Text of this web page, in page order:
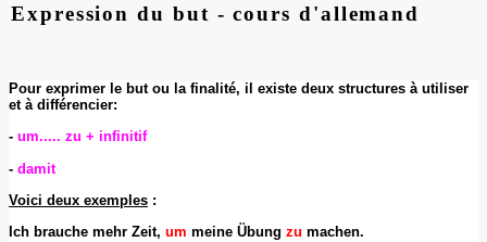
Expression du but - cours d'allemand
Pour exprimer le but ou la finalité, il existe deux structures à utiliser
et à différencier:
- um..... zu + infinitif
- damit
Voici deux exemples :
Ich brauche mehr Zeit, um meine Übung zu machen.